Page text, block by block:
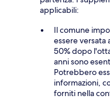
applicabili:
Il comune
essere
50% dopo
anni sono
Potrebbero
informazioni,
forniti nella